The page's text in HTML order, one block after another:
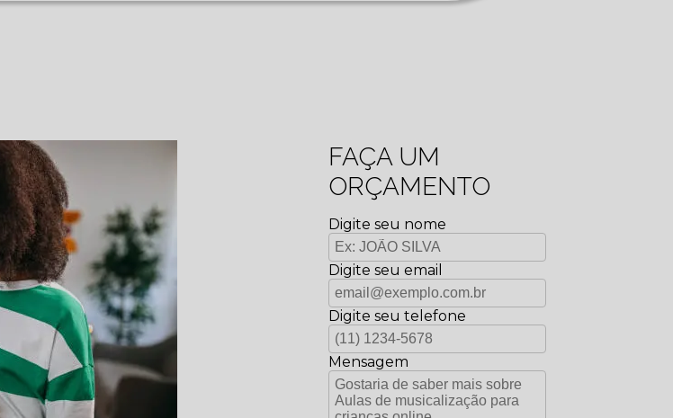
FAÇA UM
ORÇAMENTO
Digite seu nome
Digite seu email
Digite seu telefone
Mensagem